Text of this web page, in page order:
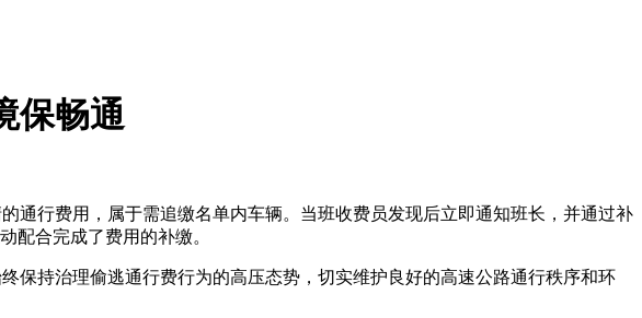
保畅通
通行费用，属于需追缴名单内车辆。当班收费员发现后立即通知班长，并通过补
配合完成了费用的补缴。
保持治理偷逃通行费行为的高压态势，切实维护良好的高速公路通行秩序和环